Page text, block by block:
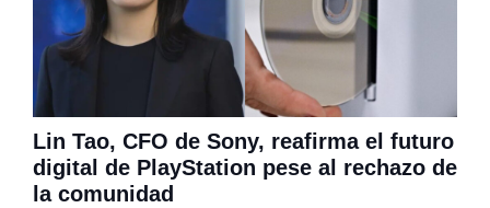
Lin Tao, CFO de Sony, reafirma el futuro
digital de PlayStation pese al rechazo de
la comunidad